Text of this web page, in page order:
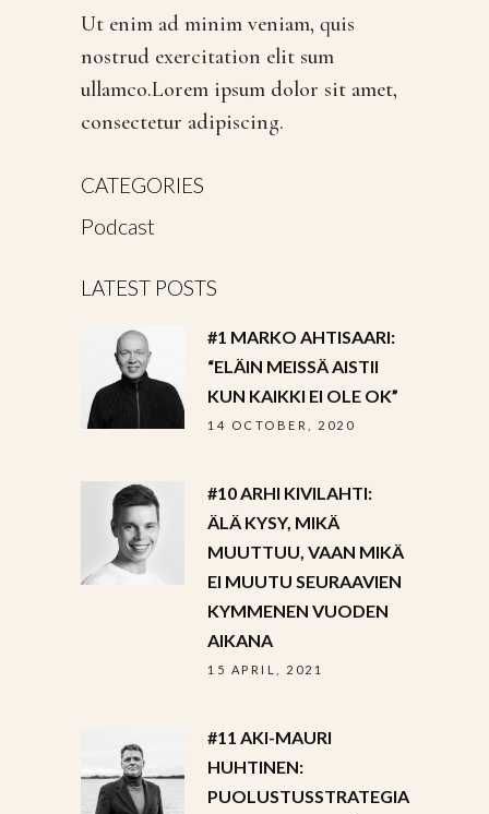
Ut enim ad minim veniam, quis
nostrud exercitation elit sum
ullamco.Lorem ipsum dolor sit amet,
consectetur adipiscing.
CATEGORIES
Podcast
LATEST POSTS
#1 MARKO AHTISAARI:
“ELÄIN MEISSÄ AISTII
KUN KAIKKI EI OLE OK”
14 OCTOBER, 2020
#10 ARHI KIVILAHTI:
ÄLÄ KYSY, MIKÄ
MUUTTUU, VAAN MIKÄ
EI MUUTU SEURAAVIEN
KYMMENEN VUODEN
AIKANA
15 APRIL, 2021
#11 AKI-MAURI
HUHTINEN:
PUOLUSTUSSTRATEGIA